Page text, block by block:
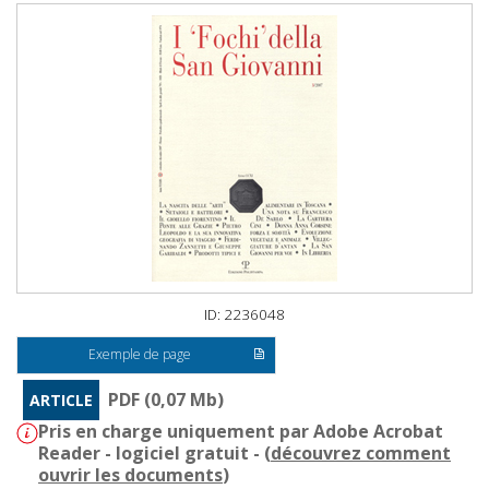
ID: 2236048
Exemple de page
ARTICLE
PDF (0,07 Mb)
Pris en charge uniquement par Adobe Acrobat
Reader - logiciel gratuit - (découvrez comment
ouvrir les documents)